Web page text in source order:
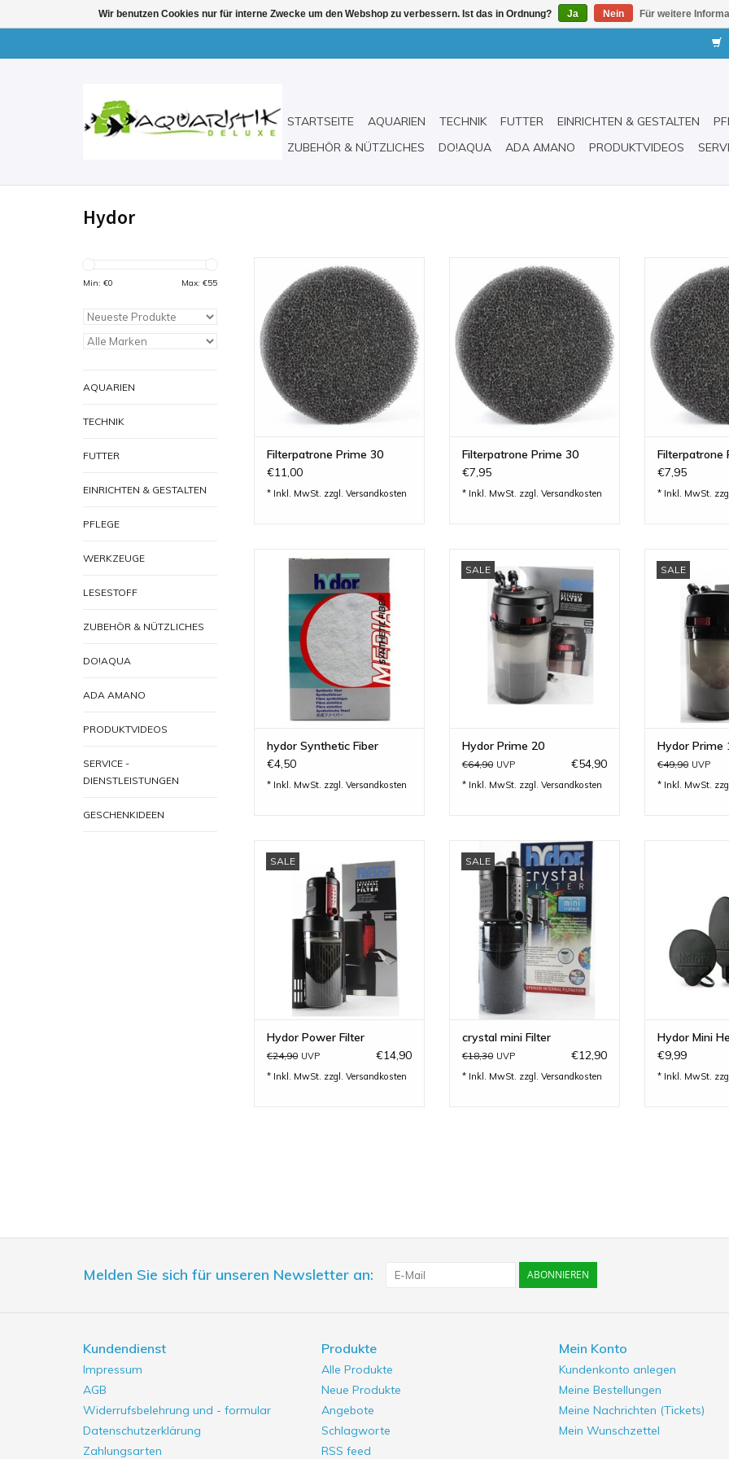
STARTSEITE AQUARIEN TECHNIK FUTTER EINRICHTEN & GESTALTEN
ZUBEHÖR & NÜTZLICHES
DO!AQUA ADA AMANO PRODUKTVIDEOS
Hydor
Min: €0 Max: €55
AQUARIEN
TECHNIK
FUTTER
EINRICHTEN & GESTALTEN
PFLEGE
WERKZEUGE
LESESTOFF
ZUBEHÖR & NÜTZLICHES
DO!AQUA
ADA AMANO
PRODUKTVIDEOS
SERVICE -
DIENSTLEISTUNGEN
GESCHENKIDEEN
Filterpatrone prime 30 grobe
Filtermatte für den Prime 30 von
Hydor
ZUM WARENKORB HINZUFÜGEN
Filterpatrone Prime 30
€11,00
* Inkl. MwSt. zzgl. Versandkosten
Filterpatrone Prime 30 grobe
Filtermatte für den Prime 30
Aussenfilter von Hydor
ZUM WARENKORB HINZUFÜGEN
Filterpatrone Prime 30
€7,95
* Inkl. MwSt. zzgl. Versandkosten
ZUM
Filterpatrone
€7,95
* Inkl. MwSt.
hydor Synthetic Fiber
Filtermedium für die Pime-
Aussenfilter von Hydor
ZUM WARENKORB HINZUFÜGEN
hydor Synthetic Fiber
€4,50
* Inkl. MwSt. zzgl. Versandkosten
SALE
einfache Technik mit hoher
effizientz..
ZUM WARENKORB HINZUFÜGEN
Hydor Prime 20
€64,90 UVP €54,90
* Inkl. MwSt. zzgl. Versandkosten
SALE
einfache
ZUM
Hydor Prime
€49,90 UVP
* Inkl. MwSt.
SALE
für Aquarien von 40-90 Liter...
ZUM WARENKORB HINZUFÜGEN
Hydor Power Filter
€24,90 UVP €14,90
* Inkl. MwSt. zzgl. Versandkosten
SALE
hydor crystal mini Filter - der
kleine Innenfilter für Nano-
Aquarien....
ZUM WARENKORB HINZUFÜGEN
crystal mini Filter
€18,30 UVP €12,90
* Inkl. MwSt. zzgl. Versandkosten
ZUM
Hydor Mini
€9,99
* Inkl. MwSt.
Melden Sie sich für unseren Newsletter an: ABONNIEREN
Kundendienst
Impressum
AGB
Widerrufsbelehrung und - formular
Datenschutzerklärung
Zahlungsarten
Produkte
Alle Produkte
Neue Produkte
Angebote
Schlagworte
RSS feed
Mein Konto
Kundenkonto anlegen
Meine Bestellungen
Meine Nachrichten (Tickets)
Mein Wunschzettel
Wir benutzen Cookies nur für interne Zwecke um den Webshop zu verbessern. Ist das in Ordnung? Ja Nein Für weitere